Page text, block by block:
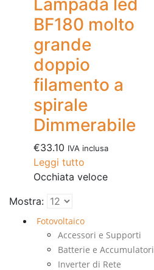
BF180 molto
grande
doppio
filamento a
spirale
Dimmerabile
€33.10 IVA inclusa
Leggi tutto
Occhiata veloce
Mostra:
Fotovoltaico
Accessori e Supporti
Batterie e Accumulatori
Inverter di Rete